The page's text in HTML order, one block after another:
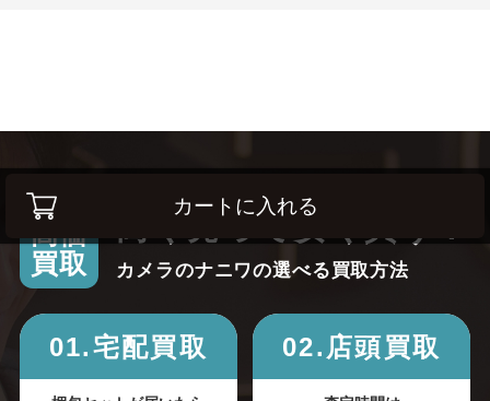
カートに入れる
高価
買取
高く売って安く買う！
カメラのナニワの選べる買取方法
01.宅配買取 02.店頭買取